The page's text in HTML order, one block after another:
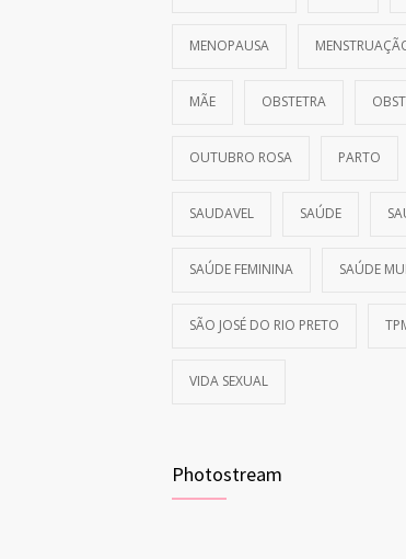
MENOPAUSA
MÃE OBSTETRA
OUTUBRO ROSA PARTO
SAUDAVEL SAÚDE
SAÚDE FEMININA SAÚDE
SÃO JOSÉ DO RIO PRETO
VIDA SEXUAL
Photostream